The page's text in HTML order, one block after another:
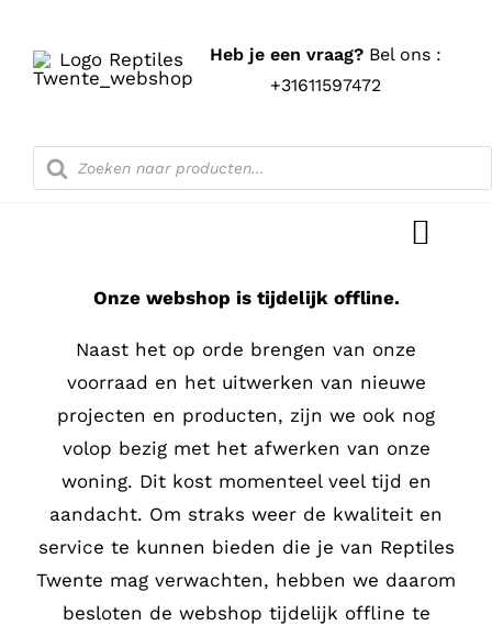
naar
inhoud
Producten
zoeken
Heb je een vraag? Bel ons :
+31611597472
Blog
Service
Contact
Onze webshop is tijdelijk offline.
Naast het op orde brengen van onze
voorraad en het uitwerken van nieuwe
projecten en producten, zijn we ook nog
volop bezig met het afwerken van onze
woning. Dit kost momenteel veel tijd en
aandacht. Om straks weer de kwaliteit en
service te kunnen bieden die je van Reptiles
Twente mag verwachten, hebben we daarom
besloten de webshop tijdelijk offline te